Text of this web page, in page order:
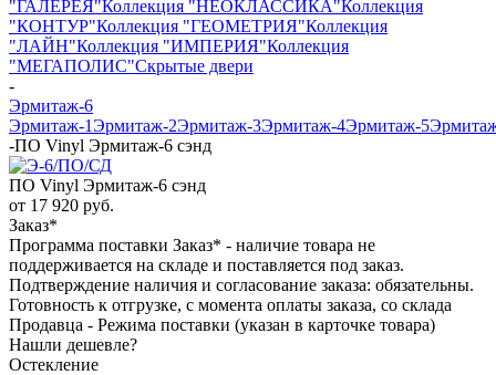
"ГАЛЕРЕЯ"Коллекция "НЕОКЛАССИКА"Коллекция
"КОНТУР"Коллекция "ГЕОМЕТРИЯ"Коллекция
"ЛАЙН"Коллекция "ИМПЕРИЯ"Коллекция
"МЕГАПОЛИС"Скрытые двери
-
Эрмитаж-6
Эрмитаж-1Эрмитаж-2Эрмитаж-3Эрмитаж-4Эрмитаж-5
-ПО Vinyl Эрмитаж-6 сэнд
ПО Vinyl Эрмитаж-6 сэнд
от 17 920 руб.
Заказ*
Программа поставки Заказ* - наличие товара не
поддерживается на складе и поставляется под заказ.
Подтверждение наличия и согласование заказа: обязательны.
Готовность к отгрузке, с момента оплаты заказа, со склада
Продавца - Режима поставки (указан в карточке товара)
Нашли дешевле?
Остекление